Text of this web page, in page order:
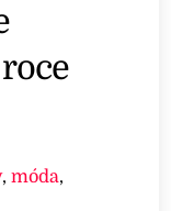
,móda,